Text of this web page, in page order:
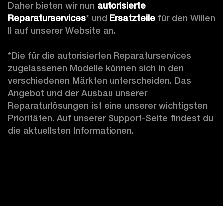
Daher bieten wir nun autorisierte
Reparaturservices* und Ersatzteile für den Willen
II auf unserer Website an.
*Die für die autorisierten Reparaturservices
zugelassenen Modelle können sich in den
verschiedenen Märkten unterscheiden. Das
Angebot und der Ausbau unserer
Reparaturlösungen ist eine unserer wichtigsten
Prioritäten. Auf unserer Support-Seite findest du
die aktuellsten Informationen.